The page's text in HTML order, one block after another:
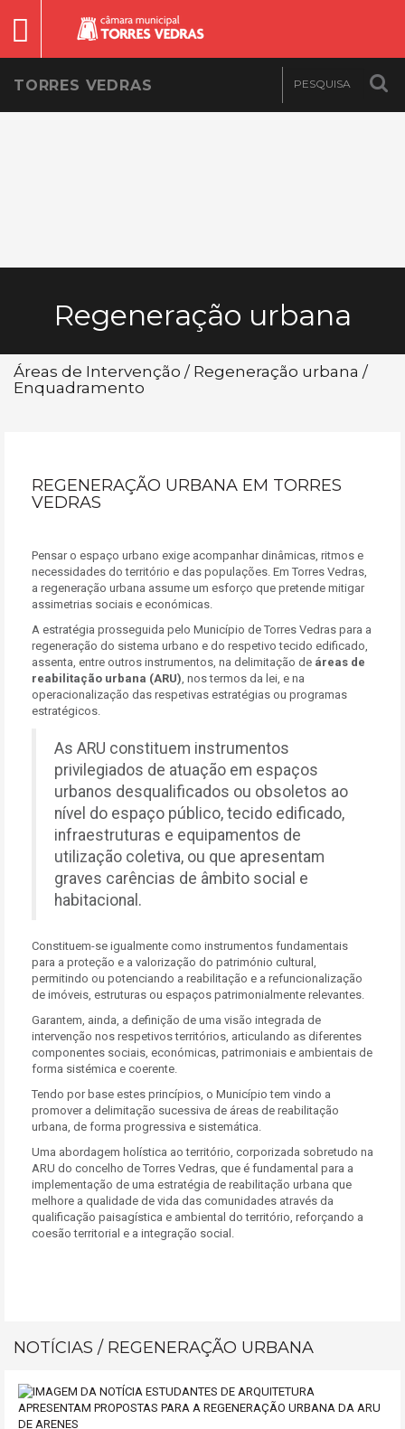
TORRES VEDRAS
Regeneração urbana
Áreas de Intervenção / Regeneração urbana /
Enquadramento
REGENERAÇÃO URBANA EM TORRES
VEDRAS
Pensar o espaço urbano exige acompanhar dinâmicas, ritmos e
necessidades do território e das populações. Em Torres Vedras,
a regeneração urbana assume um esforço que pretende mitigar
assimetrias sociais e económicas.
A estratégia prosseguida pelo Município de Torres Vedras para a
regeneração do sistema urbano e do respetivo tecido edificado,
assenta, entre outros instrumentos, na delimitação de áreas de
reabilitação urbana (ARU), nos termos da lei, e na
operacionalização das respetivas estratégias ou programas
estratégicos.
As ARU constituem instrumentos
privilegiados de atuação em espaços
urbanos desqualificados ou obsoletos ao
nível do espaço público, tecido edificado,
infraestruturas e equipamentos de
utilização coletiva, ou que apresentam
graves carências de âmbito social e
habitacional.
Constituem-se igualmente como instrumentos fundamentais
para a proteção e a valorização do património cultural,
permitindo ou potenciando a reabilitação e a refuncionalização
de imóveis, estruturas ou espaços patrimonialmente relevantes.
Garantem, ainda, a definição de uma visão integrada de
intervenção nos respetivos territórios, articulando as diferentes
componentes sociais, económicas, patrimoniais e ambientais de
forma sistémica e coerente.
Tendo por base estes princípios, o Município tem vindo a
promover a delimitação sucessiva de áreas de reabilitação
urbana, de forma progressiva e sistemática.
Uma abordagem holística ao território, corporizada sobretudo na
ARU do concelho de Torres Vedras, que é fundamental para a
implementação de uma estratégia de reabilitação urbana que
melhore a qualidade de vida das comunidades através da
qualificação paisagística e ambiental do território, reforçando a
coesão territorial e a integração social.
NOTÍCIAS / REGENERAÇÃO URBANA